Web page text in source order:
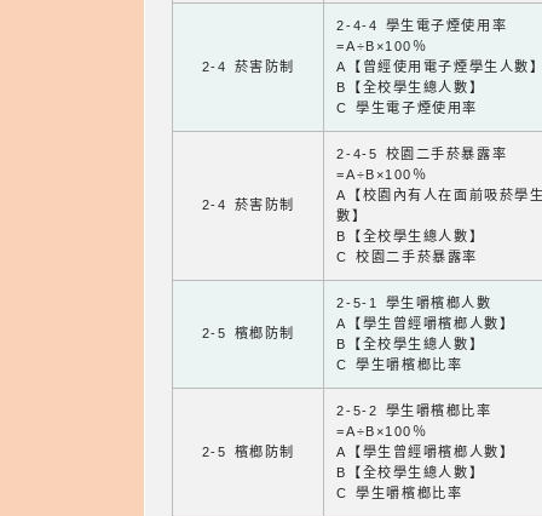
2-4 菸害防制
2-4-4 學生電子煙使用率
=A÷B×100％
A【曾經使用電子煙學生人數
B【全校學生總人數】
C 學生電子煙使用率
2-4 菸害防制
2-4-5 校園二手菸暴露率
=A÷B×100％
A【校園內有人在面前吸菸學
數】
B【全校學生總人數】
C 校園二手菸暴露率
2-5 檳榔防制
2-5-1 學生嚼檳榔人數
A【學生曾經嚼檳榔人數】
B【全校學生總人數】
C 學生嚼檳榔比率
2-5 檳榔防制
2-5-2 學生嚼檳榔比率
=A÷B×100％
A【學生曾經嚼檳榔人數】
B【全校學生總人數】
C 學生嚼檳榔比率